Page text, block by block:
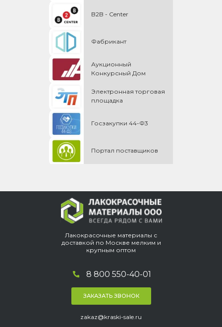
B2B - Center
Фабрикант
Аукционный
Конкурсный Дом
Электронная торговая
площадка
Госзакупки 44-Ф3
Портал поставщиков
Лакокрасочные материалы с
доставкой по Москве мелким и
крупным оптом
8 800 550-40-01
ЗАКАЗАТЬ ЗВОНОК
zakaz@kraski-sale.ru